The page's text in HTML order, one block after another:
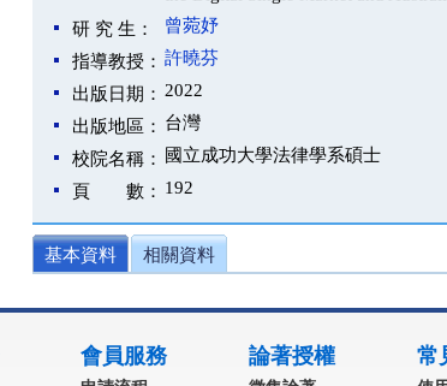
研 究 生：
曾菀妤
指導教授： 許曉芬
出版日期： 2022
出版地區： 台灣
校院名稱：
國立成功大學法律學系碩士
頁 數： 192
基本資料 相關資料
會員服務 論著授權 常